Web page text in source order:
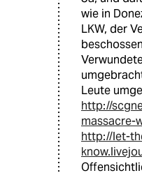
wie in
LKW, der
Leute
http://
massacre-
http://let-